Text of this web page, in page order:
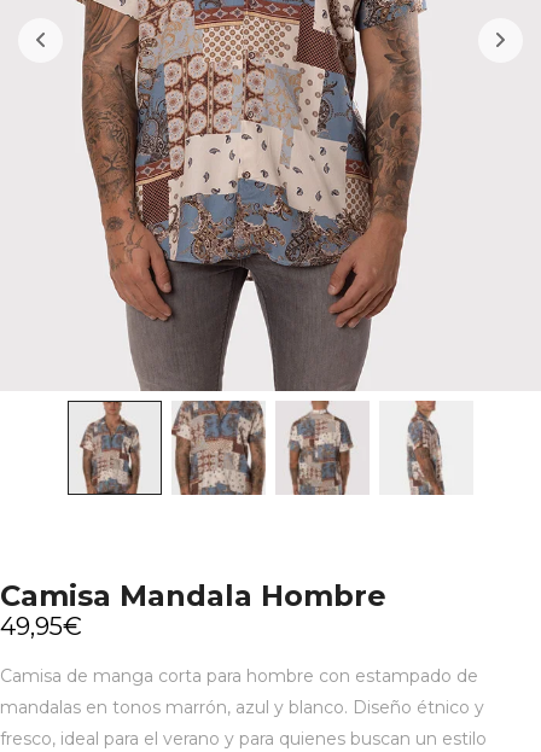
Camisa Mandala Hombre
49,95€
Camisa de manga corta para hombre con estampado de
mandalas en tonos marrón, azul y blanco. Diseño étnico y
fresco, ideal para el verano y para quienes buscan un estilo